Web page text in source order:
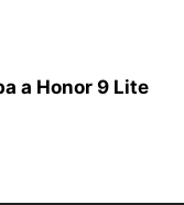
a Honor 9 Lite